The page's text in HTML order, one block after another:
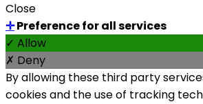
Close
✛Preference for all services
✓ Allow
✗ Deny
By allowing these third party
cookies and the use of tracking